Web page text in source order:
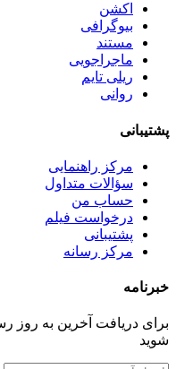
اکشن
بیوگرافی
مستند
ماجراجویی
ریلی تایم
روانی
پشتیبانی
مرکز راهنمایی
سؤالات متداول
حساب من
درخواست فیلم
پشتیبانی
مرکز رسانه
خبرنامه
برای دریافت آخرین به روز
شوید